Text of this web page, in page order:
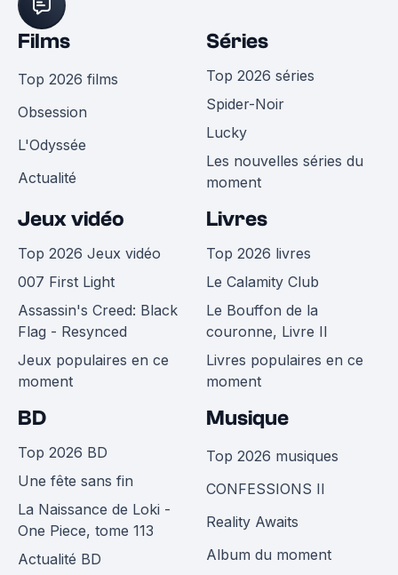
Films
Top 2026 films
Obsession
L'Odyssée
Actualité
Séries
Top 2026 séries
Spider-Noir
Lucky
Les nouvelles séries du
moment
Jeux vidéo
Top 2026 Jeux vidéo
007 First Light
Assassin's Creed: Black
Flag - Resynced
Jeux populaires en ce
moment
Livres
Top 2026 livres
Le Calamity Club
Le Bouffon de la
couronne, Livre II
Livres populaires en ce
moment
BD
Top 2026 BD
Une fête sans fin
La Naissance de Loki -
One Piece, tome 113
Actualité BD
Musique
Top 2026 musiques
CONFESSIONS II
Reality Awaits
Album du moment